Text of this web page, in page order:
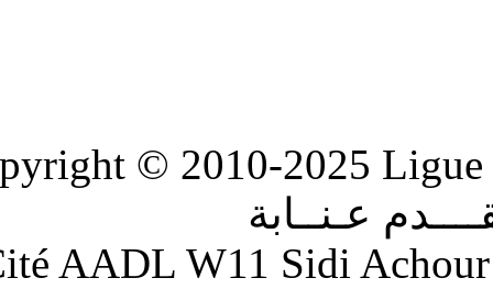
Copyright © 2010-
Adresse : Cité AADL W11